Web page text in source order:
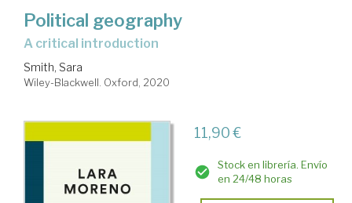
Political geography
a critical introduction
Smith, Sara
Wiley-Blackwell. Oxford, 2020
11,90 €
Stock en librería. Envío
en 24/48 horas